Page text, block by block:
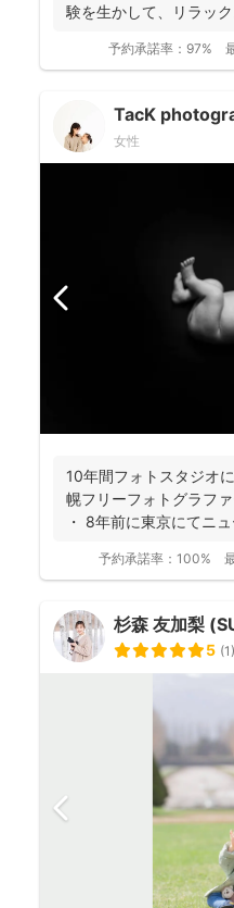
験を生かして、リラッ
予約承諾率： 97%
TacK
女性
10年間フォトスタジオ
幌フリーフォトグラフ
・ 8年前に東京にてニ
予約承諾率： 100%
杉森 友加梨
5 (1)